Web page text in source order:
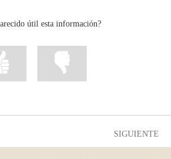
útil esta información?
Marcar
información
SIGUIENTE